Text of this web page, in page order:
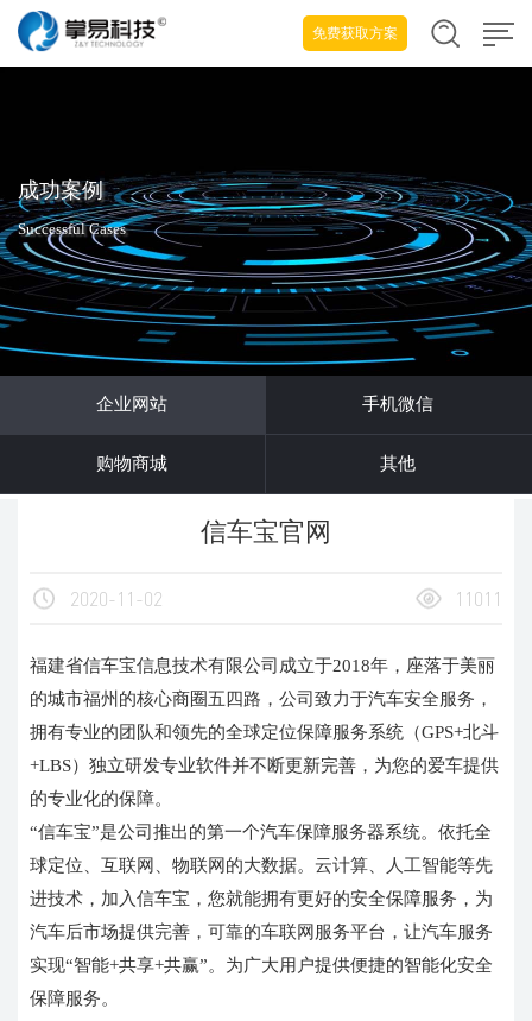
免费获取方案
成功案例
Successful Cases
企业网站 手机微信
购物商城 其他
信车宝官网
2020-11-02 11011
福建省信车宝信息技术有限公司成立于2018年，座落于美丽
的城市福州的核心商圈五四路，公司致力于汽车安全服务，
拥有专业的团队和领先的全球定位保障服务系统（GPS+北斗
+LBS）独立研发专业软件并不断更新完善，为您的爱车提供
的专业化的保障。
“信车宝”是公司推出的第一个汽车保障服务器系统。依托全
球定位、互联网、物联网的大数据。云计算、人工智能等先
进技术，加入信车宝，您就能拥有更好的安全保障服务，为
汽车后市场提供完善，可靠的车联网服务平台，让汽车服务
实现“智能+共享+共赢”。为广大用户提供便捷的智能化安全
保障服务。
电话
微信号 请输入您的公司